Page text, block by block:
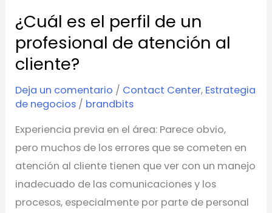
¿Cuál es el perfil de un
profesional de atención al
cliente?
Deja un comentario / Contact Center, Estrategia
de negocios / brandbits
Experiencia previa en el área: Parece obvio,
pero muchos de los errores que se cometen en
atención al cliente tienen que ver con un manejo
inadecuado de las comunicaciones y los
procesos, especialmente por parte de personal
¿Cuál
es
el
perfil
de
un
profesional
de
atención
al
cliente?